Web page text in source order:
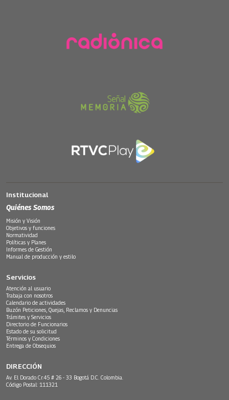
Institucional
Quiénes Somos
Misión y Visión
Objetivos y funciones
Normatividad
Políticas y Planes
Informes de Gestión
Manual de producción y estilo
Servicios
Atención al usuario
Trabaja con nosotros
Calendario de actividades
Buzón Peticiones, Quejas, Reclamos y Denuncias
Trámites y Servicios
Directorio de Funcionarios
Estado de su solicitud
Términos y Condiciones
Entrega de Obsequios
DIRECCIÓN
Av. El Dorado Cr.45 # 26 - 33 Bogotá D.C. Colombia.
Código Postal: 111321